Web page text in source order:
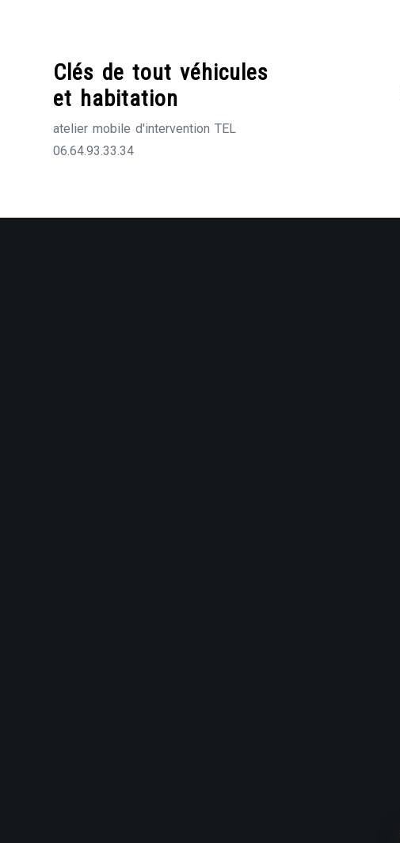
Clés de tout véhicules
et habitation
atelier mobile d'intervention TEL
06.64.93.33.34